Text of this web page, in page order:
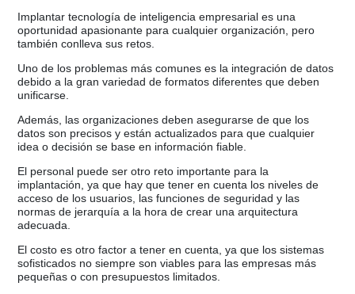
Implantar tecnología de inteligencia empresarial es una
oportunidad apasionante para cualquier organización, pero
también conlleva sus retos.
Uno de los problemas más comunes es la integración de datos
debido a la gran variedad de formatos diferentes que deben
unificarse.
Además, las organizaciones deben asegurarse de que los
datos son precisos y están actualizados para que cualquier
idea o decisión se base en información fiable.
El personal puede ser otro reto importante para la
implantación, ya que hay que tener en cuenta los niveles de
acceso de los usuarios, las funciones de seguridad y las
normas de jerarquía a la hora de crear una arquitectura
adecuada.
El costo es otro factor a tener en cuenta, ya que los sistemas
sofisticados no siempre son viables para las empresas más
pequeñas o con presupuestos limitados.